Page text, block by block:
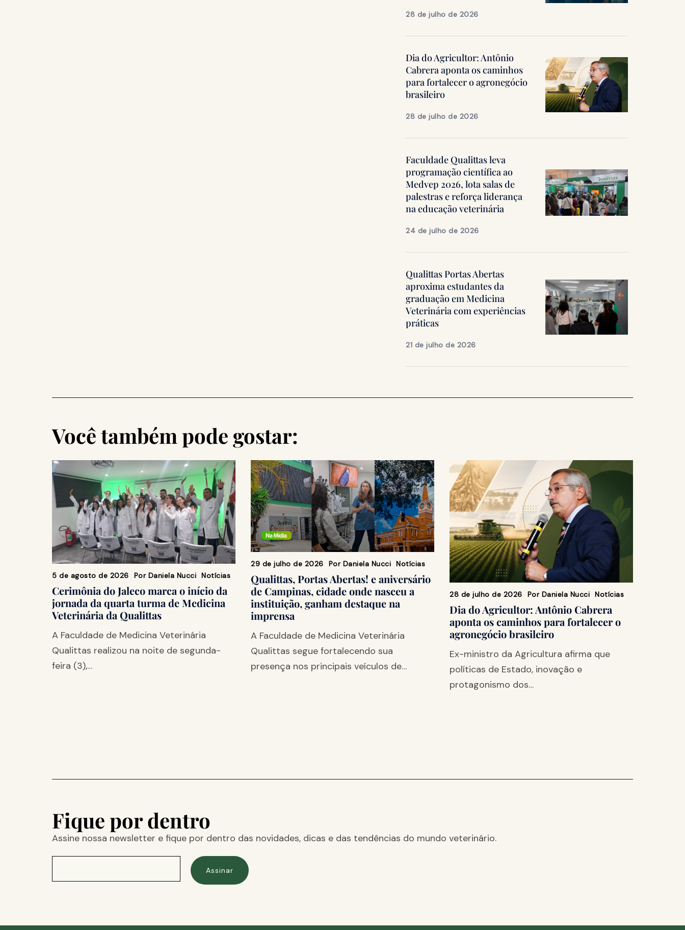
28 de julho de 2026
Dia do Agricultor: Antônio
Cabrera aponta os caminhos
para fortalecer o agronegócio
brasileiro
28 de julho de 2026
Faculdade Qualittas leva
programação científica ao
Medvep 2026, lota salas de
palestras e reforça liderança
na educação veterinária
24 de julho de 2026
Qualittas Portas Abertas
aproxima estudantes da
graduação em Medicina
Veterinária com experiências
práticas
21 de julho de 2026
Você também pode gostar:
5 de agosto de 2026 Por Daniela Nucci Notícias
Cerimônia do Jaleco marca o início da
jornada da quarta turma de Medicina
Veterinária da Qualittas
A Faculdade de Medicina Veterinária
Qualittas realizou na noite de segunda-
feira (3),…
29 de julho de 2026 Por Daniela Nucci Notícias
Qualittas, Portas Abertas! e aniversário
de Campinas, cidade onde nasceu a
instituição, ganham destaque na
imprensa
A Faculdade de Medicina Veterinária
Qualittas segue fortalecendo sua
presença nos principais veículos de…
28 de julho de 2026 Por Daniela Nucci Notícias
Dia do Agricultor: Antônio Cabrera
aponta os caminhos para fortalecer o
agronegócio brasileiro
Ex-ministro da Agricultura afirma que
políticas de Estado, inovação e
protagonismo dos…
Fique por dentro
Assine nossa newsletter e fique por dentro das novidades, dicas e das tendências do mundo veterinário.
Assinar